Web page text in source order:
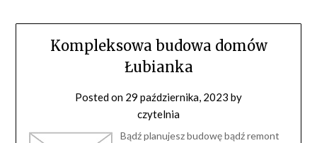
Kompleksowa budowa domów
Łubianka
Posted on 29 października, 2023 by
czytelnia
Bądź planujesz budowę bądź remont